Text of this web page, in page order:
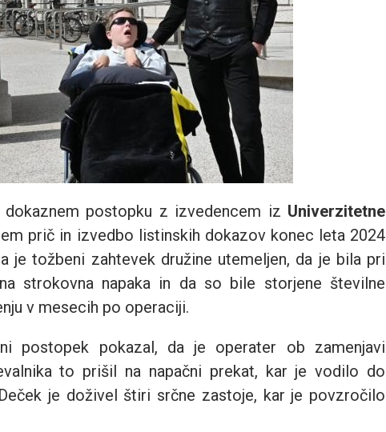
postopku z izvedencem iz Univerzitetne
prič in izvedbo listinskih dokazov konec leta 2024
je tožbeni zahtevek družine utemeljen, da je bila pri
strokovna napaka in da so bile storjene številne
v mesecih po operaciji.
postopek pokazal, da je operater ob zamenjavi
to prišil na napačni prekat, kar je vodilo do
je doživel štiri srčne zastoje, kar je povzročilo